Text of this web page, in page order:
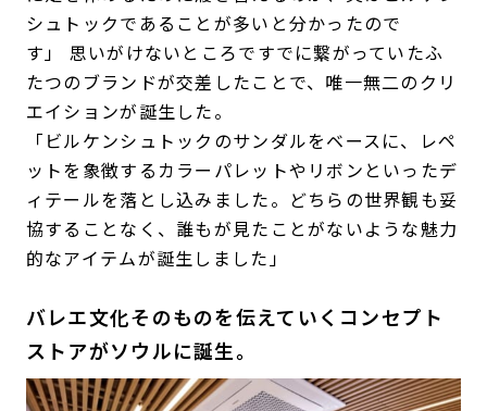
シュトックであることが多いと分かったので
す」 思いがけないところですでに繋がっていたふ
たつのブランドが交差したことで、唯一無二のクリ
エイションが誕生した。
「ビルケンシュトックのサンダルをベースに、レペ
ットを象徴するカラーパレットやリボンといったデ
ィテールを落とし込みました。どちらの世界観も妥
協することなく、誰もが見たことがないような魅力
的なアイテムが誕生しました」
バレエ文化そのものを伝えていくコンセプト
ストアがソウルに誕生。